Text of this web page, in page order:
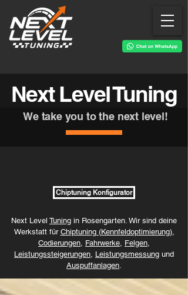
Next Level Tuning
We take you to the next level!
Chiptuning Konfigurator
Next Level Tuning in Rosengarten. Wir sind deine
Werkstatt für Chiptuning (Kennfeldoptimierung),
Codierungen, Fahrwerke, Felgen,
Leistungssteigerungen, Leistungsmessung und
Auspuffanlagen.